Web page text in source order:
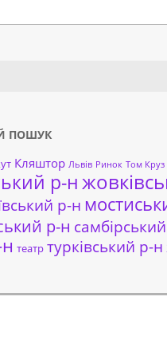
ПОШУК
Кляштор Львів Ринок Том Круз
р-н
р-н
р-н
театр турківський р-н